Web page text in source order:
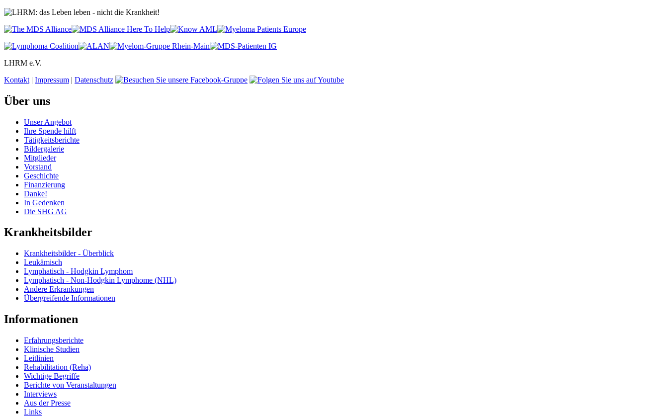
LHRM e.V.
Kontakt | Impressum | Datenschutz
Über uns
Unser Angebot
Ihre Spende hilft
Tätigkeitsberichte
Bildergalerie
Mitglieder
Vorstand
Geschichte
Finanzierung
Danke!
In Gedenken
Die SHG AG
Krankheitsbilder
Krankheitsbilder - Überblick
Leukämisch
Lymphatisch - Hodgkin Lymphom
Lymphatisch - Non-Hodgkin Lymphome (NHL)
Andere Erkrankungen
Übergreifende Informationen
Informationen
Erfahrungsberichte
Klinische Studien
Leitlinien
Rehabilitation (Reha)
Wichtige Begriffe
Berichte von Veranstaltungen
Interviews
Aus der Presse
Links